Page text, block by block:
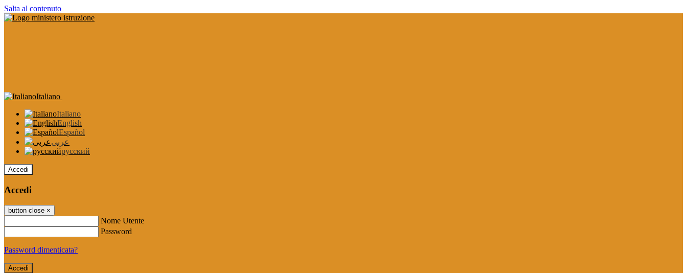
Salta al contenuto
Italiano
Italiano
English
Español
عربى
русский
Accedi
Accedi
button close ×
Nome Utente
Password
Password dimenticata?